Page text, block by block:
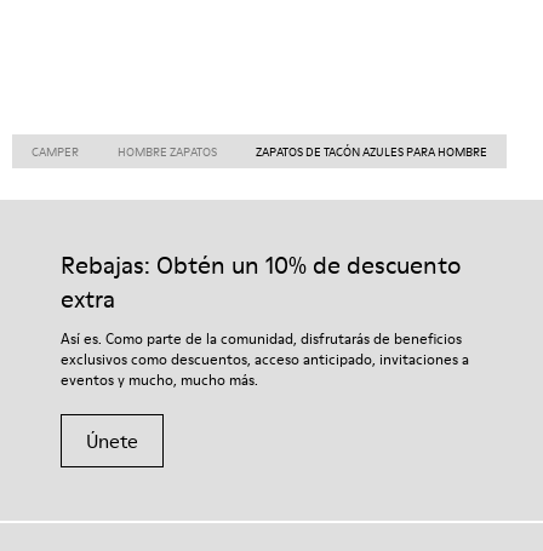
CAMPER HOMBRE ZAPATOS ZAPATOS DE TACÓN AZULES PARA HOMBRE
Rebajas: Obtén un 10% de descuento
extra
Así es. Como parte de la comunidad, disfrutarás de beneficios
exclusivos como descuentos, acceso anticipado, invitaciones a
eventos y mucho, mucho más.
Únete